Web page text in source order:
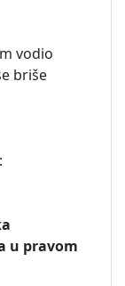
vodio
briše
u pravom